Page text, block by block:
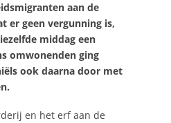
aan de
er geen vergunning is,
middag een
omwonenden ging
ook daarna door met
en het erf aan de